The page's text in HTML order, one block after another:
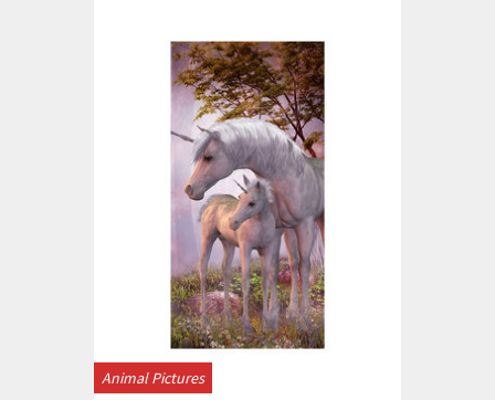
Animal Pictures